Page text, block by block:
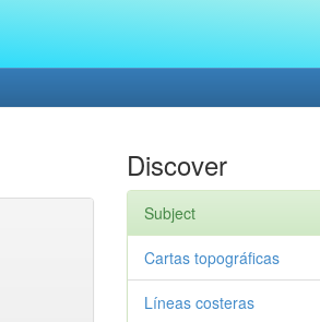
Discover
Subject
Cartas topográficas
Líneas costeras